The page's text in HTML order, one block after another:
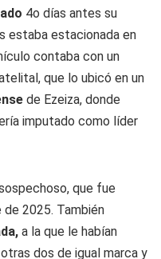
4o días antes su
estaba estacionada en
contaba con un
que lo ubicó en un
de Ezeiza, donde
imputado como líder
que fue
2025. También
a la que le habían
dos de igual marca y